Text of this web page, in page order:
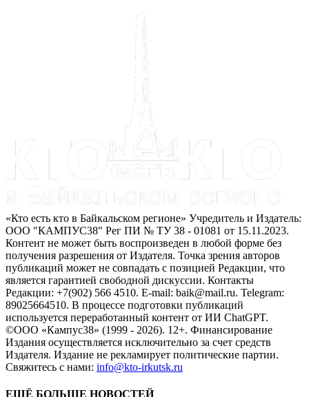
«Кто есть кто в Байкальском регионе» Учредитель и Издатель:
ООО "КАМПУС38" Рег ПИ № ТУ 38 - 01081 от 15.11.2023.
Контент не может быть воспроизведен в любой форме без
получения разрешения от Издателя. Точка зрения авторов
публикаций может не совпадать с позицией Редакции, что
является гарантией свободной дискуссии. Контакты
Редакции: +7(902) 566 4510. E-mail: baik@mail.ru. Telegram:
89025664510. В процессе подготовки публикаций
используется переработанный контент от ИИ ChatGPT.
©ООО «Кампус38» (1999 - 2026). 12+. Финансирование
Издания осуществляется исключительно за счет средств
Издателя. Издание не рекламирует политические партии.
Свяжитесь с нами: info@kto-irkutsk.ru
ЕЩЁ БОЛЬШЕ НОВОСТЕЙ